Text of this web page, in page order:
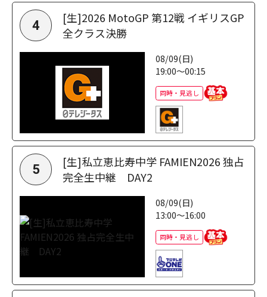
4
[生]2026 MotoGP 第12戦 イギリスGP
全クラス決勝
08/09(日)
19:00～00:15
同時・見逃し
5
[生]私立恵比寿中学 FAMIEN2026 独占
完全生中継 DAY2
08/09(日)
13:00～16:00
同時・見逃し